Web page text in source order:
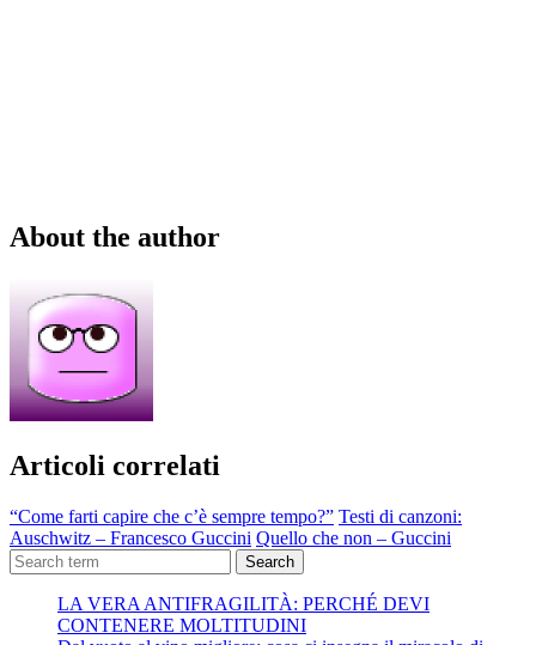
About the author
Articoli correlati
“Come farti capire che c’è sempre tempo?” Testi di canzoni:
Auschwitz – Francesco Guccini Quello che non – Guccini
Search
LA VERA ANTIFRAGILITÀ: PERCHÉ DEVI
CONTENERE MOLTITUDINI